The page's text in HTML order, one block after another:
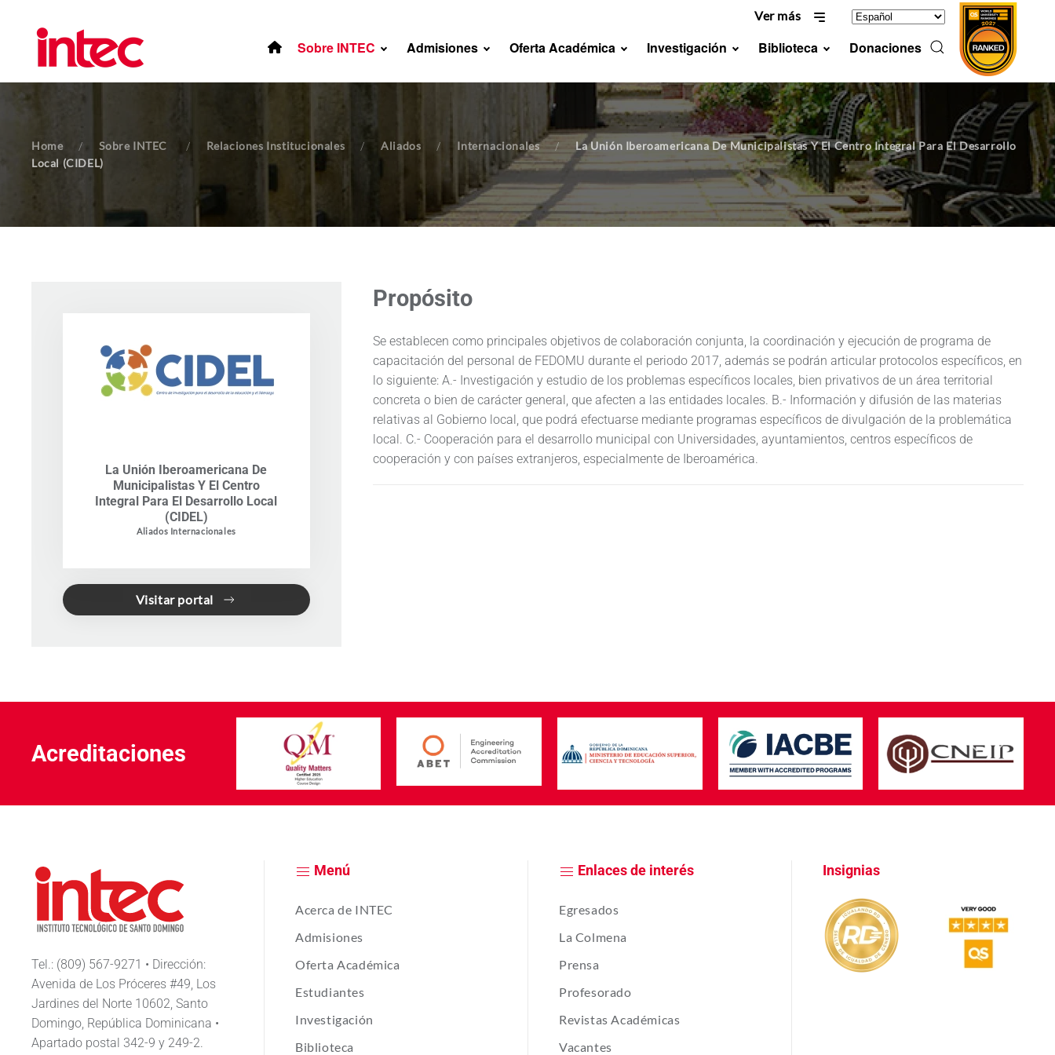
Skip to main content
Sobre INTEC Admisiones Oferta Académica Investigación Biblioteca Donaciones
Ver más
Home Sobre INTEC Relaciones Institucionales Aliados Internacionales
La Unión Iberoamericana De Municipalistas Y El Centro Integral Para El Desarrollo
Local (CIDEL)
La Unión Iberoamericana De
Municipalistas Y El Centro
Integral Para El Desarrollo Local
(CIDEL)
Aliados Internacionales
Visitar portal
Propósito
Se establecen como principales objetivos de colaboración conjunta, la coordinación y ejecución de programa de
capacitación del personal de FEDOMU durante el periodo 2017, además se podrán articular protocolos específicos, en
lo siguiente: A.- Investigación y estudio de los problemas específicos locales, bien privativos de un área territorial
concreta o bien de carácter general, que afecten a las entidades locales. B.- Información y difusión de las materias
relativas al Gobierno local, que podrá efectuarse mediante programas específicos de divulgación de la problemática
local. C.- Cooperación para el desarrollo municipal con Universidades, ayuntamientos, centros específicos de
cooperación y con países extranjeros, especialmente de Iberoamérica.
Acreditaciones
Tel.: (809) 567-9271 • Dirección:
Avenida de Los Próceres #49, Los
Jardines del Norte 10602, Santo
Domingo, República Dominicana •
Apartado postal 342-9 y 249-2.
Menú
Acerca de INTEC
Admisiones
Oferta Académica
Estudiantes
Investigación
Biblioteca
Enlaces de interés
Egresados
La Colmena
Prensa
Profesorado
Revistas Académicas
Vacantes
Insignias